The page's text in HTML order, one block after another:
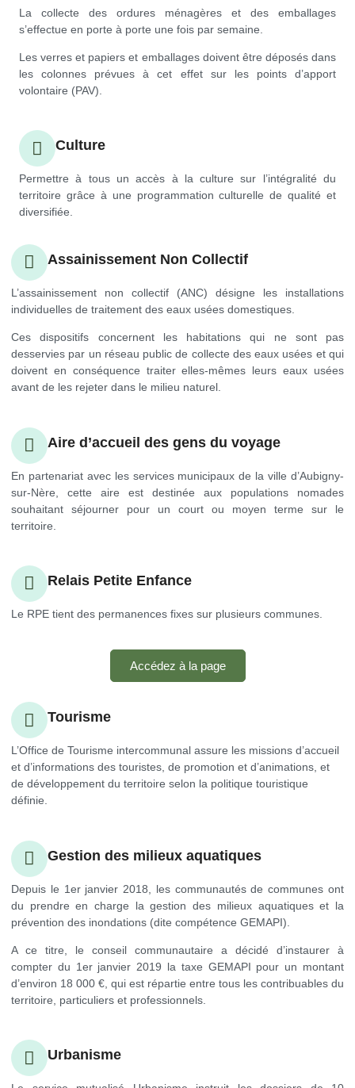
La collecte des ordures ménagères et des emballages
s’effectue en porte à porte une fois par semaine.
Les verres et papiers et emballages doivent être déposés dans
les colonnes prévues à cet effet sur les points d’apport
volontaire (PAV).
Culture
Permettre à tous un accès à la culture sur l’intégralité du
territoire grâce à une programmation culturelle de qualité et
diversifiée.
Assainissement Non Collectif
L’assainissement non collectif (ANC) désigne les installations
individuelles de traitement des eaux usées domestiques.
Ces dispositifs concernent les habitations qui ne sont pas
desservies par un réseau public de collecte des eaux usées et qui
doivent en conséquence traiter elles-mêmes leurs eaux usées
avant de les rejeter dans le milieu naturel.
Aire d’accueil des gens du voyage
En partenariat avec les services municipaux de la ville d’Aubigny-
sur-Nère, cette aire est destinée aux populations nomades
souhaitant séjourner pour un court ou moyen terme sur le
territoire.
Relais Petite Enfance
Le RPE tient des permanences fixes sur plusieurs communes.
Accédez à la page
Tourisme
L’Office de Tourisme intercommunal assure les missions d’accueil
et d’informations des touristes, de promotion et d’animations, et
de développement du territoire selon la politique touristique
définie.
Gestion des milieux aquatiques
Depuis le 1er janvier 2018, les communautés de communes ont
du prendre en charge la gestion des milieux aquatiques et la
prévention des inondations (dite compétence GEMAPI).
A ce titre, le conseil communautaire a décidé d’instaurer à
compter du 1er janvier 2019 la taxe GEMAPI pour un montant
d’environ 18 000 € , qui est répartie entre tous les contribuables du
territoire, particuliers et professionnels.
Urbanisme